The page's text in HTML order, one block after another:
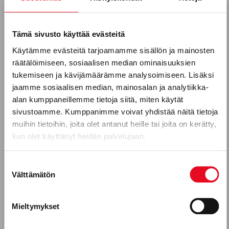
Tämä sivusto käyttää evästeitä
Käytämme evästeitä tarjoamamme sisällön ja mainosten
räätälöimiseen, sosiaalisen median ominaisuuksien
tukemiseen ja kävijämäärämme analysoimiseen. Lisäksi
jaamme sosiaalisen median, mainosalan ja analytiikka-
alan kumppaneillemme tietoja siitä, miten käytät
sivustoamme. Kumppanimme voivat yhdistää näitä tietoja
muihin tietoihin, joita olet antanut heille tai joita on kerätty,
kun olet käyttänyt heidän palvelujaan.
valinta
Välttämätön
Mieltymykset
GLUTEENITON,LEIPOMOT, YRITYS
Gluteeniton yksikkömme
Porokylän Leipomo Oy aloitti gluteenittomien
vuonna gluteenittomien tuotteiden osuus
Tilaa uutiskirjeemme
Puhelinnumero
Mitkä seuraavista aihealueista
kiinnostavat sinua?
Reseptit